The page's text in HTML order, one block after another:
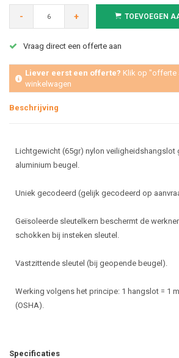
- + TOEVOEGEN
Vraag direct een offerte aan
Liever eerst een offerte? Klik op "offerte
winkelwagen
Beschrijving
Lichtgewicht (65gr) nylon veiligheidshangslot
aluminium beugel.
Uniek gecodeerd (gelijk gecodeerd op
Geïsoleerde sleutelkern beschermt de
schokken bij insteken sleutel.
Vastzittende sleutel (bij geopende beugel).
Werking volgens het principe: 1 hangslot = 1
(OSHA).
Specificaties